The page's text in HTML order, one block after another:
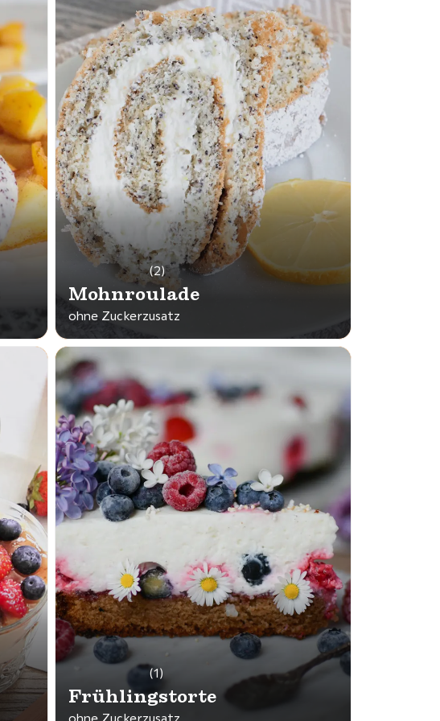
(2)
Mohnroulade
ohne Zuckerzusatz
(1)
Frühlingstorte